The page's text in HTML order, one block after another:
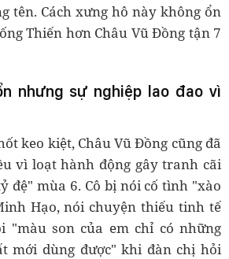
tên. Cách xưng hô này không ổn
Thiến hơn Châu Vũ Đồng tận 7
nhưng sự nghiệp lao đao vì
keo kiệt, Châu Vũ Đồng cũng đã
vì loạt hành động gây tranh cãi
đệ" mùa 6. Cô bị nói cố tình "xào
Hạo, nói chuyện thiếu tinh tế
"màu son của em chỉ có những
mới dùng được" khi đàn chị hỏi